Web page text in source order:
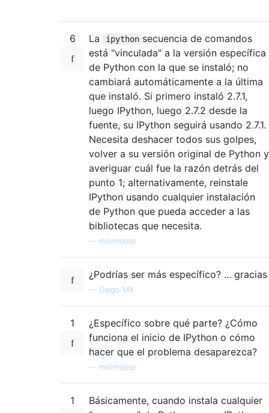
6 La ipython secuencia de comandos
está "vinculada" a la versión específica
de Python con la que se instaló; no
cambiará automáticamente a la última
que instaló. Si primero instaló 2.7.1,
luego IPython, luego 2.7.2 desde la
fuente, su IPython seguirá usando 2.7.1.
Necesita deshacer todos sus golpes,
volver a su versión original de Python y
averiguar cuál fue la razón detrás del
punto 1; alternativamente, reinstale
IPython usando cualquier instalación
de Python que pueda acceder a las
bibliotecas que necesita.
millimoose
¿Podrías ser más específico? ... gracias
— Diego-MX
1
¿Específico sobre qué parte? ¿Cómo
funciona el inicio de IPython o cómo
hacer que el problema desaparezca?
millimoose
1
Básicamente, cuando instala cualquier